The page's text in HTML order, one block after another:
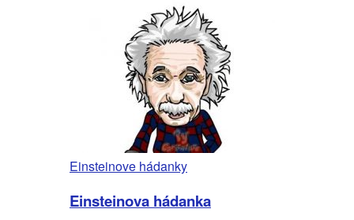
Einsteinove hádanky
Einsteinova hádanka